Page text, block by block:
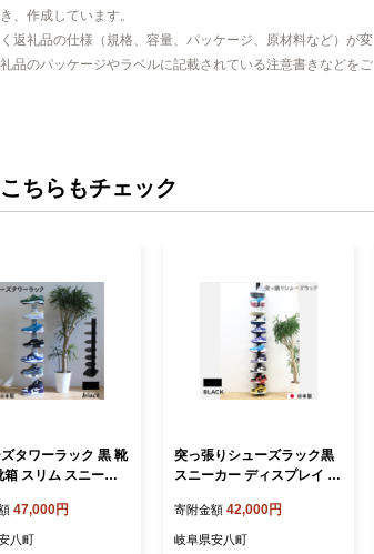
、作成しています。
返礼品の仕様（規格、容量、パッケージ、原材料など）が変
品のパッケージやラベルに記載されている注意書きなどをご
ちらもチェック
タワーラック 黒 靴
箱 スリム スニーカ
ューズ収納
47,000円
八町
突っ張りシューズラック黒
スニーカー ディスプレイ 収
組み立て必要 工具不要
寄附金額 42,000円
岐阜県安八町